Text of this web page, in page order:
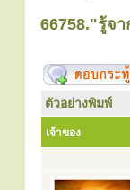
66758."รู้จ
ตัวอย่างพิมพ์
เจ้าของ